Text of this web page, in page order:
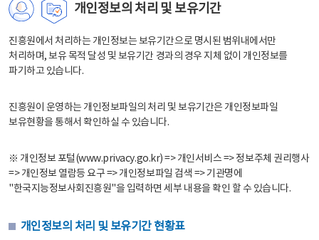
개인정보의 처리 및 보유기간
진흥원에서 처리하는 개인정보는 보유기간으로 명시된 범위내에서만
처리하며, 보유 목적 달성 및 보유기간 경과의 경우 지체 없이 개인정보를
파기하고 있습니다.
진흥원이 운영하는 개인정보파일의 처리 및 보유기간은 개인정보파일
보유현황을 통해서 확인하실 수 있습니다.
※ 개인정보 포털(www.privacy.go.kr) => 개인서비스 => 정보주체 권리행사
=> 개인정보 열람등 요구 => 개인정보파일 검색 => 기관명에
"한국지능정보사회진흥원"을 입력하면 세부 내용을 확인 할 수 있습니다.
개인정보의 처리 및 보유기간 현황표